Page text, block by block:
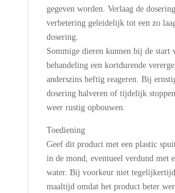
gegeven worden. Verlaag de
verbetering geleidelijk tot een zo
dosering.
Sommige dieren kunnen bij de start
behandeling een kortdurende
anderszins heftig reageren. Bij
dosering halveren of tijdelijk
weer rustig opbouwen.
Toediening
Geef dit product met een plastic
in de mond, eventueel verdund met
water. Bij voorkeur niet
maaltijd omdat het product beter